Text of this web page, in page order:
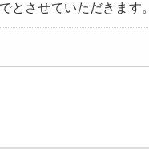
とさせていただきます。